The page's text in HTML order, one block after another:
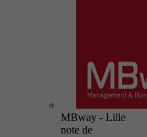
MBway - Lille
note de